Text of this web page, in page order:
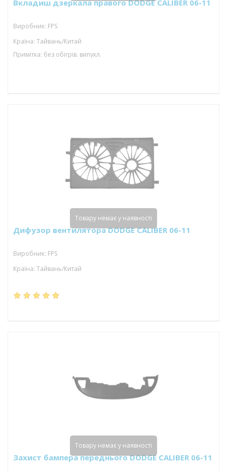
Вкладиш дзеркала правого DODGE CALIBER 06-11
Виробник: FPS
Країна: Тайвань/Китай
Примітка: без обігрів. випукл.
Дифузор вентилятора DODGE CALIBER 06-11
Виробник: FPS
Країна: Тайвань/Китай
Товару немає у наявності
Захист бампера переднього DODGE CALIBER 06-11
Товару немає у наявності